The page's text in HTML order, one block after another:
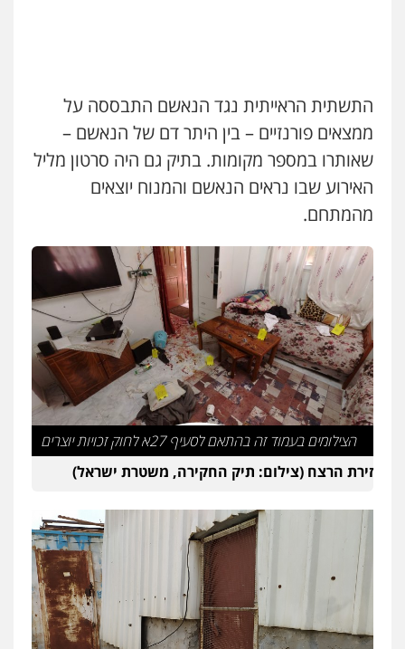
עו"ד אסף דוק
פלילי עבירות מין סמים והימורים פשיעה
חקירות ומעצרים צווארון לבן והונאה
0526885006
התשתית הראייתית נגד הנאשם התבססה על
ממצאים פורנזיים – בין היתר דם של הנאשם –
שאותרו במספר מקומות. בתיק גם היה סרטון מליל
האירוע שבו נראים הנאשם והמנוח יוצאים
מהמתחם.
הצילומים בעמוד זה בהתאם לסעיף 27א לחוק זכויות יוצרים
זירת הרצח (צילום: תיק החקירה, משטרת ישראל)